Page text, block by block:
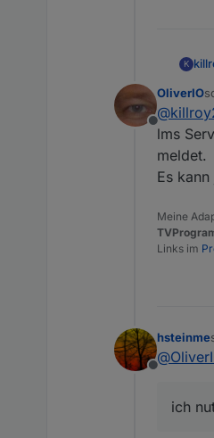
K
Offline
OliverIO
@
lms
meldet.
Es
Meine
Links im
Offline
hsteinme
@
ich